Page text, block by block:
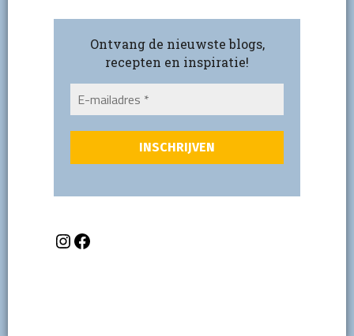
Ontvang de nieuwste blogs,
recepten en inspiratie!